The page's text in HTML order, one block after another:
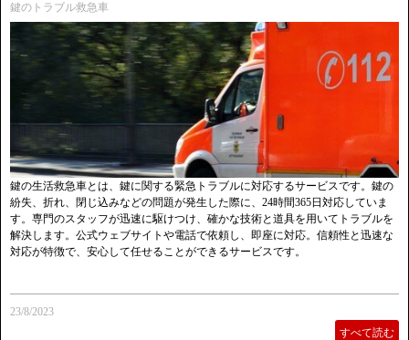
鍵のトラブル救急車
鍵の生活救急車とは、鍵に関する緊急トラブルに対応するサービスです。鍵の
紛失、折れ、閉じ込みなどの問題が発生した際に、24時間365日対応していま
す。専門のスタッフが迅速に駆けつけ、確かな技術と道具を用いてトラブルを
解決します。公式ウェブサイトや電話で依頼し、即座に対応。信頼性と迅速な
対応が特徴で、安心して任せることができるサービスです。
23/8/2023
すべて読む